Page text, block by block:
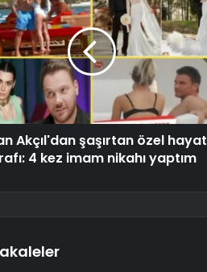
Akçıl'dan şaşırtan özel hayat
4 kez imam nikahı yaptım